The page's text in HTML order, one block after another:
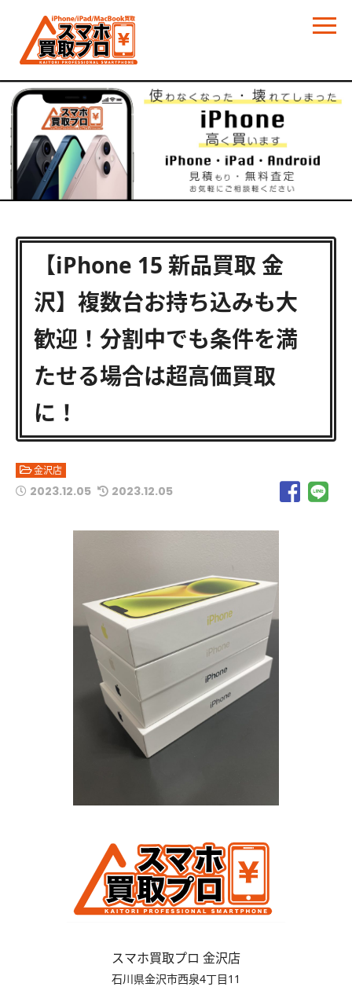
【iPhone 15 新品買取 金
沢】複数台お持ち込みも大
歓迎！分割中でも条件を満
たせる場合は超高価買取
に！
金沢店
2023.12.05 2023.12.05
スマホ買取プロ 金沢店
石川県金沢市西泉4丁目11